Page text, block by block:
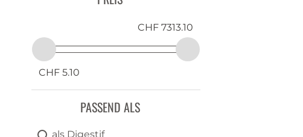
CHF 5.10
CHF 7313.10
PASSEND ALS
als Digestif